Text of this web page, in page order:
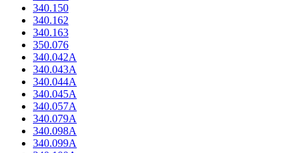
340.150
340.162
340.163
350.076
340.042А
340.043А
340.044А
340.045А
340.057А
340.079А
340.098А
340.099А